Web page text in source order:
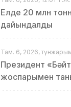
Елде 20 млн
дайындалды
Там. 6, 2026,
Президент
жоспарымен